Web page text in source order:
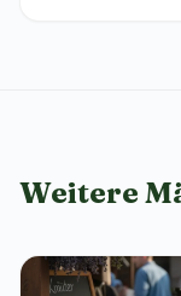
Weitere